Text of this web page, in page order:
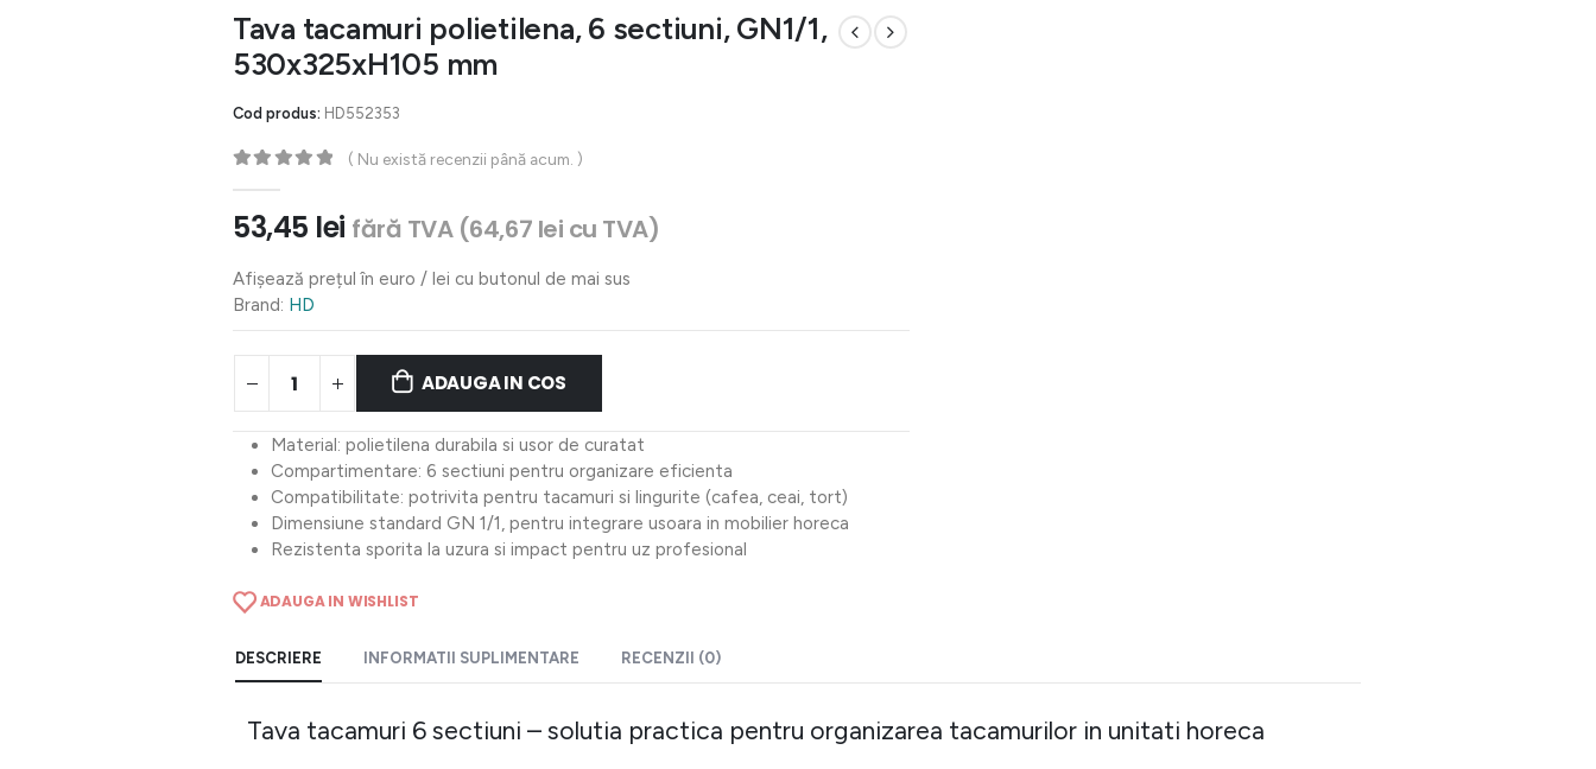
Tava tacamuri polietilena, 6 sectiuni, GN1/1,
530x325xH105 mm
Cod produs: HD552353
( Nu există recenzii până acum. )
53,45 lei fără TVA (64,67 lei cu TVA)
Afișează prețul în euro / lei cu butonul de mai sus
Brand: HD
ADAUGA IN COS
Material: polietilena durabila si usor de curatat
Compartimentare: 6 sectiuni pentru organizare eficienta
Compatibilitate: potrivita pentru tacamuri si lingurite (cafea, ceai, tort)
Dimensiune standard GN 1/1, pentru integrare usoara in mobilier horeca
Rezistenta sporita la uzura si impact pentru uz profesional
ADAUGA IN WISHLIST
DESCRIERE INFORMATII SUPLIMENTARE RECENZII (0)
Tava tacamuri 6 sectiuni – solutia practica pentru organizarea tacamurilor in unitati horeca